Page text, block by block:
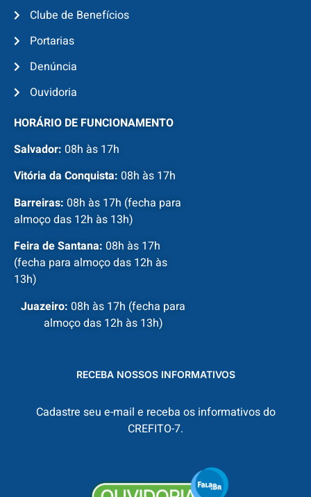
Clube de Benefícios
Portarias
Denúncia
Ouvidoria
HORÁRIO DE FUNCIONAMENTO
Salvador: 08h às 17h
Vitória da Conquista: 08h às 17h
Barreiras: 08h às 17h (fecha para
almoço das 12h às 13h)
Feira de Santana: 08h às 17h
(fecha para almoço das 12h às
13h)
Juazeiro: 08h às 17h (fecha para
almoço das 12h às 13h)
RECEBA NOSSOS INFORMATIVOS
Cadastre seu e-mail e receba os informativos do
CREFITO-7.